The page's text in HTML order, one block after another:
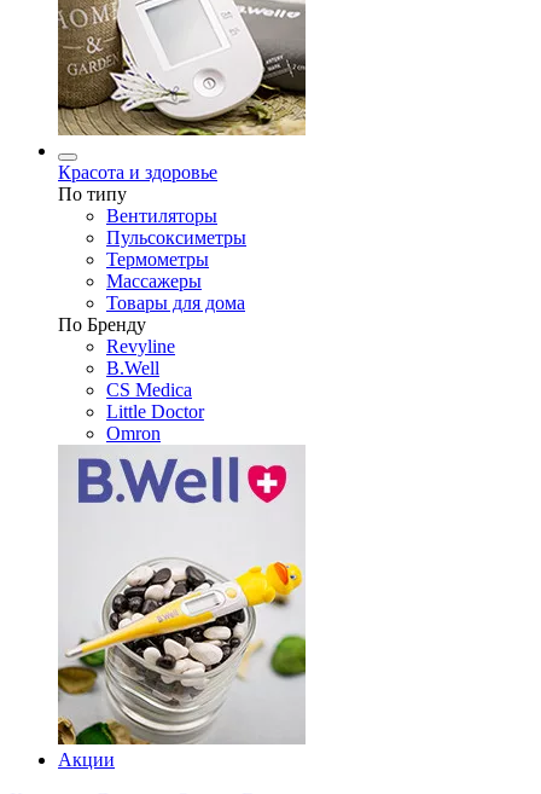
Красота и здоровье
По типу
Вентиляторы
Пульсоксиметры
Термометры
Массажеры
Товары для дома
По Бренду
Revyline
B.Well
CS Medica
Little Doctor
Omron
Акции